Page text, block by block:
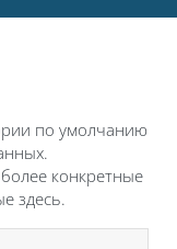
по умолчанию
конкретные
здесь.